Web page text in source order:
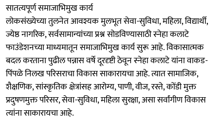
सातत्यपूर्ण समाजाभिमुख कार्य
लोकसंख्येच्या तुलनेत आवश्यक मुलभूत सेवा-सुविधा, महिला, विद्यार्थी,
ज्येष्ठ नागरिक, सर्वसामान्यांच्या प्रश्न सोडविण्यासाठी स्नेहा कलाटे
फाउंडेशनच्या माध्यमातून समाजाभिमुख कार्य सुरू आहे. विकासात्मक
बदल करताना पुढील पन्नास वर्षे दूरदृष्टी ठेवून स्नेहा कलाटे यांना वाकड-
पिंपळे निलख परिसराचा विकास साकारायचा आहे. त्यात सामाजिक,
शैक्षणिक, सांस्कृतिक क्षेत्रांसह आरोग्य, पाणी, वीज, रस्ते, कोंडी मुक्त
प्रदुषणमुक्त परिसर, सेवा-सुविधा, महिला सुरक्षा, असा सर्वांगीण विकास
त्यांना साकारायचा आहे.